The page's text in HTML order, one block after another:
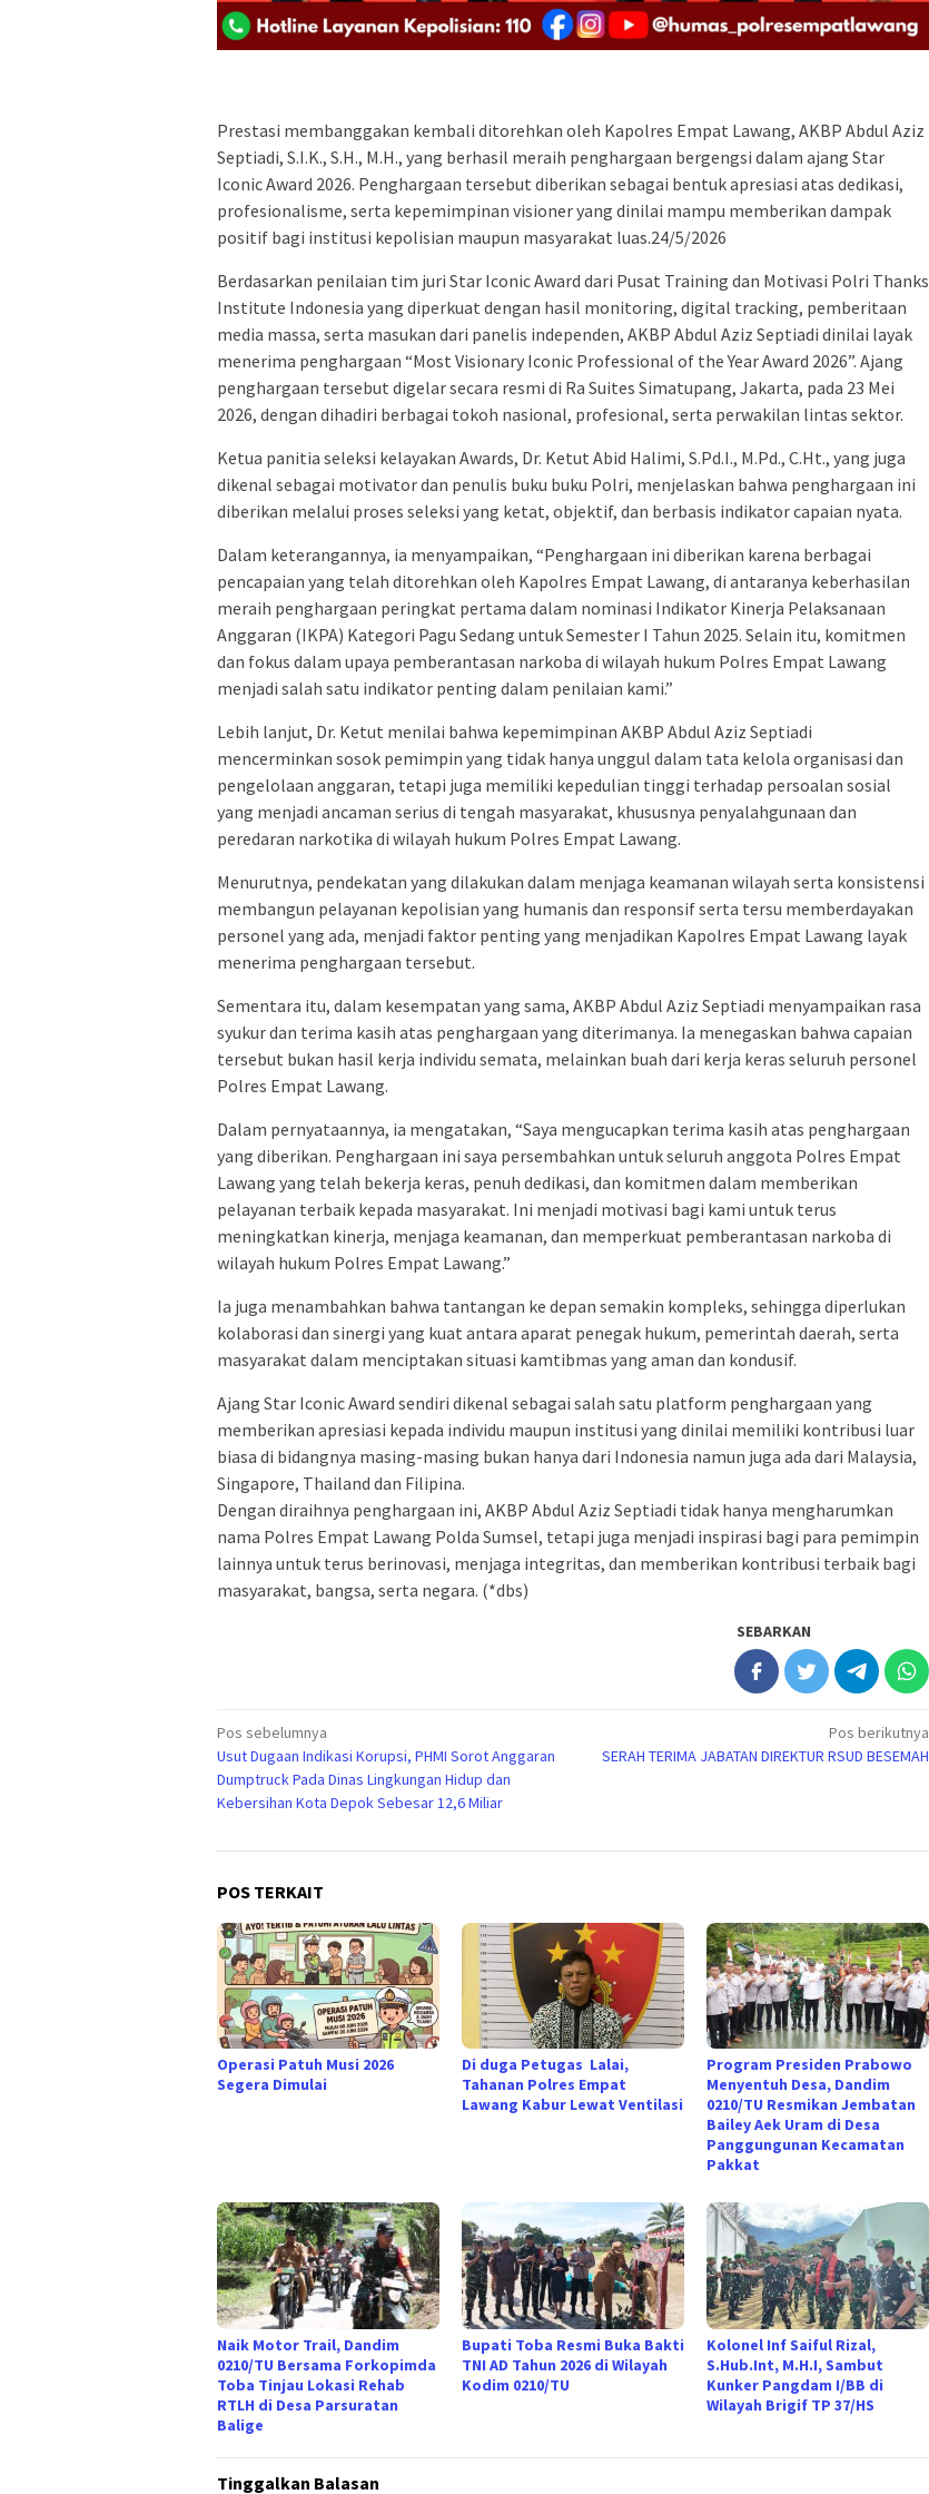
Prestasi membanggakan kembali ditorehkan oleh Kapolres Empat Lawang, AKBP Abdul Aziz
Septiadi, S.I.K., S.H., M.H., yang berhasil meraih penghargaan bergengsi dalam ajang Star
Iconic Award 2026. Penghargaan tersebut diberikan sebagai bentuk apresiasi atas dedikasi,
profesionalisme, serta kepemimpinan visioner yang dinilai mampu memberikan dampak
positif bagi institusi kepolisian maupun masyarakat luas.24/5/2026
Berdasarkan penilaian tim juri Star Iconic Award dari Pusat Training dan Motivasi Polri Thanks
Institute Indonesia yang diperkuat dengan hasil monitoring, digital tracking, pemberitaan
media massa, serta masukan dari panelis independen, AKBP Abdul Aziz Septiadi dinilai layak
menerima penghargaan “Most Visionary Iconic Professional of the Year Award 2026”. Ajang
penghargaan tersebut digelar secara resmi di Ra Suites Simatupang, Jakarta, pada 23 Mei
2026, dengan dihadiri berbagai tokoh nasional, profesional, serta perwakilan lintas sektor.
Ketua panitia seleksi kelayakan Awards, Dr. Ketut Abid Halimi, S.Pd.I., M.Pd., C.Ht., yang juga
dikenal sebagai motivator dan penulis buku buku Polri, menjelaskan bahwa penghargaan ini
diberikan melalui proses seleksi yang ketat, objektif, dan berbasis indikator capaian nyata.
Dalam keterangannya, ia menyampaikan, “Penghargaan ini diberikan karena berbagai
pencapaian yang telah ditorehkan oleh Kapolres Empat Lawang, di antaranya keberhasilan
meraih penghargaan peringkat pertama dalam nominasi Indikator Kinerja Pelaksanaan
Anggaran (IKPA) Kategori Pagu Sedang untuk Semester I Tahun 2025. Selain itu, komitmen
dan fokus dalam upaya pemberantasan narkoba di wilayah hukum Polres Empat Lawang
menjadi salah satu indikator penting dalam penilaian kami.”
Lebih lanjut, Dr. Ketut menilai bahwa kepemimpinan AKBP Abdul Aziz Septiadi
mencerminkan sosok pemimpin yang tidak hanya unggul dalam tata kelola organisasi dan
pengelolaan anggaran, tetapi juga memiliki kepedulian tinggi terhadap persoalan sosial
yang menjadi ancaman serius di tengah masyarakat, khususnya penyalahgunaan dan
peredaran narkotika di wilayah hukum Polres Empat Lawang.
Menurutnya, pendekatan yang dilakukan dalam menjaga keamanan wilayah serta konsistensi
membangun pelayanan kepolisian yang humanis dan responsif serta tersu memberdayakan
personel yang ada, menjadi faktor penting yang menjadikan Kapolres Empat Lawang layak
menerima penghargaan tersebut.
Sementara itu, dalam kesempatan yang sama, AKBP Abdul Aziz Septiadi menyampaikan rasa
syukur dan terima kasih atas penghargaan yang diterimanya. Ia menegaskan bahwa capaian
tersebut bukan hasil kerja individu semata, melainkan buah dari kerja keras seluruh personel
Polres Empat Lawang.
Dalam pernyataannya, ia mengatakan, “Saya mengucapkan terima kasih atas penghargaan
yang diberikan. Penghargaan ini saya persembahkan untuk seluruh anggota Polres Empat
Lawang yang telah bekerja keras, penuh dedikasi, dan komitmen dalam memberikan
pelayanan terbaik kepada masyarakat. Ini menjadi motivasi bagi kami untuk terus
meningkatkan kinerja, menjaga keamanan, dan memperkuat pemberantasan narkoba di
wilayah hukum Polres Empat Lawang.”
Ia juga menambahkan bahwa tantangan ke depan semakin kompleks, sehingga diperlukan
kolaborasi dan sinergi yang kuat antara aparat penegak hukum, pemerintah daerah, serta
masyarakat dalam menciptakan situasi kamtibmas yang aman dan kondusif.
Ajang Star Iconic Award sendiri dikenal sebagai salah satu platform penghargaan yang
memberikan apresiasi kepada individu maupun institusi yang dinilai memiliki kontribusi luar
biasa di bidangnya masing-masing bukan hanya dari Indonesia namun juga ada dari Malaysia,
Singapore, Thailand dan Filipina.
Dengan diraihnya penghargaan ini, AKBP Abdul Aziz Septiadi tidak hanya mengharumkan
nama Polres Empat Lawang Polda Sumsel, tetapi juga menjadi inspirasi bagi para pemimpin
lainnya untuk terus berinovasi, menjaga integritas, dan memberikan kontribusi terbaik bagi
masyarakat, bangsa, serta negara. (*dbs)
SEBARKAN
Navigasi
pos
Pos sebelumnya
Usut Dugaan Indikasi Korupsi, PHMI Sorot Anggaran
Dumptruck Pada Dinas Lingkungan Hidup dan
Kebersihan Kota Depok Sebesar 12,6 Miliar
Pos berikutnya
SERAH TERIMA JABATAN DIREKTUR RSUD BESEMAH
POS TERKAIT
Operasi Patuh Musi 2026
Segera Dimulai
​Di duga Petugas Lalai,
Tahanan Polres Empat
Lawang Kabur Lewat Ventilasi
Program Presiden Prabowo
Menyentuh Desa, Dandim
0210/TU Resmikan Jembatan
Bailey Aek Uram di Desa
Panggungunan Kecamatan
Pakkat
Naik Motor Trail, Dandim
0210/TU Bersama Forkopimda
Toba Tinjau Lokasi Rehab
RTLH di Desa Parsuratan
Balige
Bupati Toba Resmi Buka Bakti
TNI AD Tahun 2026 di Wilayah
Kodim 0210/TU
Kolonel Inf Saiful Rizal,
S.Hub.Int, M.H.I, Sambut
Kunker Pangdam I/BB di
Wilayah Brigif TP 37/HS
Tinggalkan Balasan